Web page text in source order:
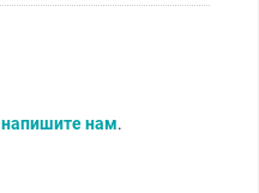
напишите нам.